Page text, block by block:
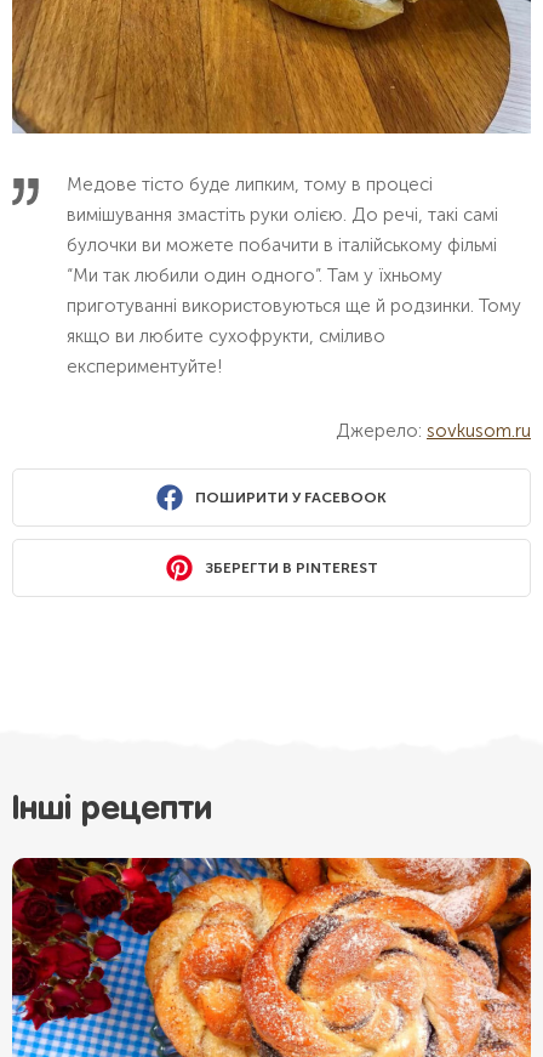
Медове тісто буде липким, тому в процесі
вимішування змастіть руки олією. До речі, такі самі
булочки ви можете побачити в італійському фільмі
“Ми так любили один одного”. Там у їхньому
приготуванні використовуються ще й родзинки. Тому
якщо ви любите сухофрукти, сміливо
експериментуйте!
Джерело: sovkusom.ru
ПОШИРИТИ У FACEBOOK
ЗБЕРЕГТИ В PINTEREST
Інші рецепти